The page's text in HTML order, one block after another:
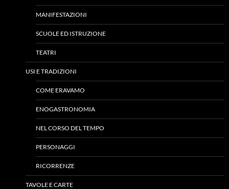
MANIFESTAZIONI
SCUOLE ED ISTRUZIONE
TEATRI
USI E TRADIZIONI
COME ERAVAMO
ENOGASTRONOMIA
NEL CORSO DEL TEMPO
PERSONAGGI
RICORRENZE
TAVOLE E CARTE